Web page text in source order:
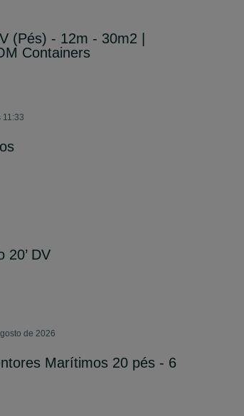
(Pés) - 12m - 30m2 |
Containers
11:33
20’ DV
de 2026
Marítimos 20 pés - 6